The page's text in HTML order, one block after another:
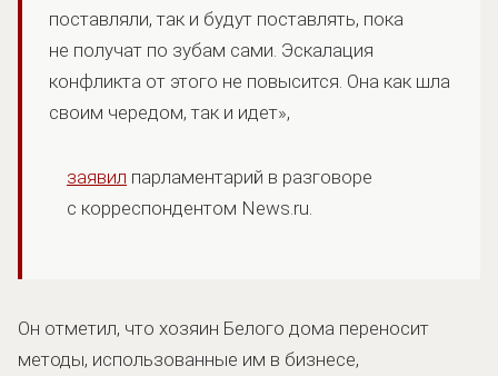
поставляли, так и будут поставлять, пока
не получат по зубам сами. Эскалация
конфликта от этого не повысится. Она как шла
своим чередом, так и идет»,
заявил парламентарий в разговоре
с корреспондентом News.ru.
Он отметил, что хозяин Белого дома переносит
методы, использованные им в бизнесе,